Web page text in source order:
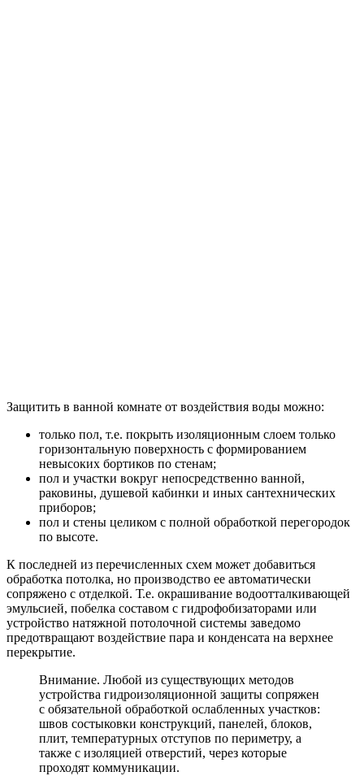
Защитить в ванной комнате от воздействия воды можно:
только пол, т.е. покрыть изоляционным слоем только
горизонтальную поверхность с формированием
невысоких бортиков по стенам;
пол и участки вокруг непосредственно ванной,
раковины, душевой кабинки и иных сантехнических
приборов;
пол и стены целиком с полной обработкой перегородок
по высоте.
К последней из перечисленных схем может добавиться
обработка потолка, но производство ее автоматически
сопряжено с отделкой. Т.е. окрашивание водоотталкивающей
эмульсией, побелка составом с гидрофобизаторами или
устройство натяжной потолочной системы заведомо
предотвращают воздействие пара и конденсата на верхнее
перекрытие.
Внимание. Любой из существующих методов
устройства гидроизоляционной защиты сопряжен
с обязательной обработкой ослабленных участков:
швов состыковки конструкций, панелей, блоков,
плит, температурных отступов по периметру, а
также с изоляцией отверстий, через которые
проходят коммуникации.